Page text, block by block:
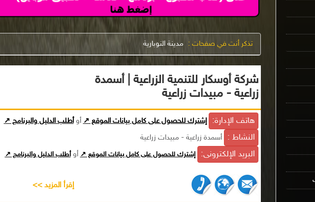
تذكر أنت في صفحات : مدينة النوبارية
شركة أوسكار للتنمية الزراعية | أسمدة
زراعية - مبيدات زراعية
هاتف الإدارة: إشترك للحصول على كامل بيانات الموقع ↗ أوأطلب الدليل والبرنامج ↗
النشاط : أسمدة زراعية - مبيدات زراعية
البريد الإلكترونى: إشترك للحصول على كامل بيانات الموقع ↗ أوأطلب الدليل والبرنامج ↗
إقرأ المزيد >>